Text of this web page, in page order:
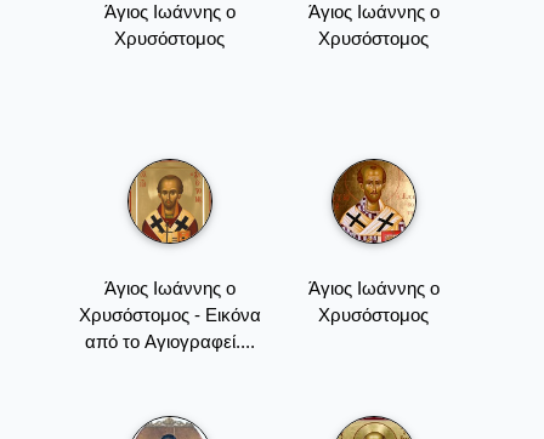
Άγιος Ιωάννης ο
Χρυσόστομος
Άγιος Ιωάννης ο
Χρυσόστομος
Άγιος Ιωάννης ο
Χρυσόστομος - Εικόνα
από το Aγιογραφεί....
Άγιος Ιωάννης ο
Χρυσόστομος